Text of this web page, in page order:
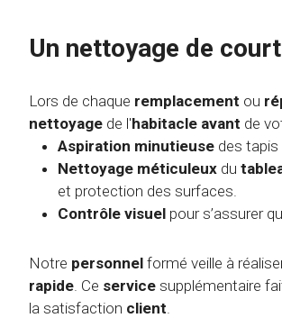
Un nettoyage de
Lors de chaque remplacement ou
nettoyage de l'habitacle avant de
Aspiration minutieuse des tapis
Nettoyage méticuleux du
et protection des surfaces.
Contrôle visuel pour s’assurer
Notre personnel formé veille à
rapide. Ce service supplémentaire
la satisfaction client.